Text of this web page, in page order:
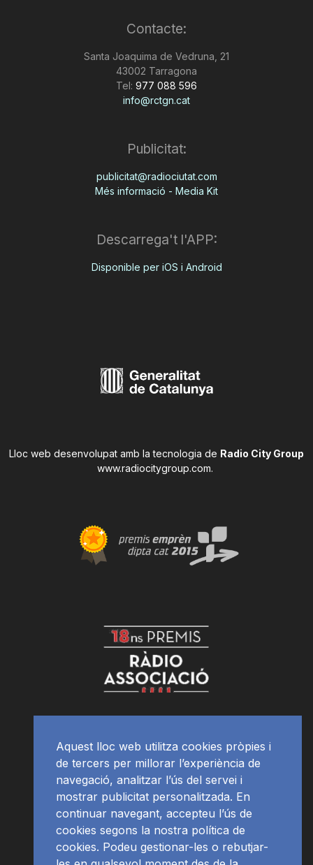
Contacte:
Santa Joaquima de Vedruna, 21
43002 Tarragona
Tel: 977 088 596
info@rctgn.cat
Publicitat:
publicitat@radiociutat.com
Més informació - Media Kit
Descarrega't l'APP:
Disponible per iOS i Android
Lloc web desenvolupat amb la tecnologia de Radio City Group
www.radiocitygroup.com.
Aquest lloc web utilitza cookies pròpies i
de tercers per millorar l’experiència de
navegació, analitzar l’ús del servei i
mostrar publicitat personalitzada. En
continuar navegant, accepteu l’ús de
cookies segons la nostra política de
cookies. Podeu gestionar-les o rebutjar-